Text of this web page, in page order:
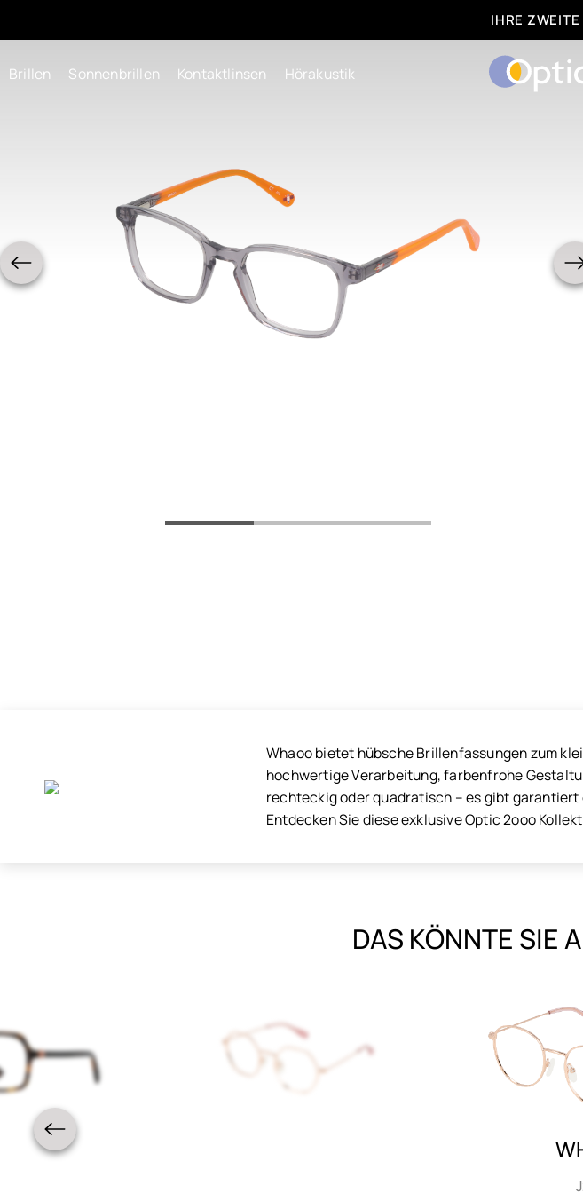
IHRE
Brillen Sonnenbrillen Kontaktlinsen Hörakustik
Whaoo bietet hübsche Brillenfassungen zum
hochwertige Verarbeitung, farbenfrohe
rechteckig oder quadratisch – es gibt garantiert
Entdecken Sie diese exklusive Optic 2ooo
DAS KÖNNTE SIE